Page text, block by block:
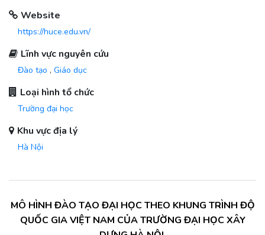
Website
https://huce.edu.vn/
Lĩnh vực nguyên cứu
Đào tạo , Giáo dục
Loại hình tổ chức
Trường đại học
Khu vực địa lý
Hà Nội
MÔ HÌNH ĐÀO TẠO ĐẠI HỌC THEO KHUNG TRÌNH ĐỘ
QUỐC GIA VIỆT NAM CỦA TRƯỜNG ĐẠI HỌC XÂY